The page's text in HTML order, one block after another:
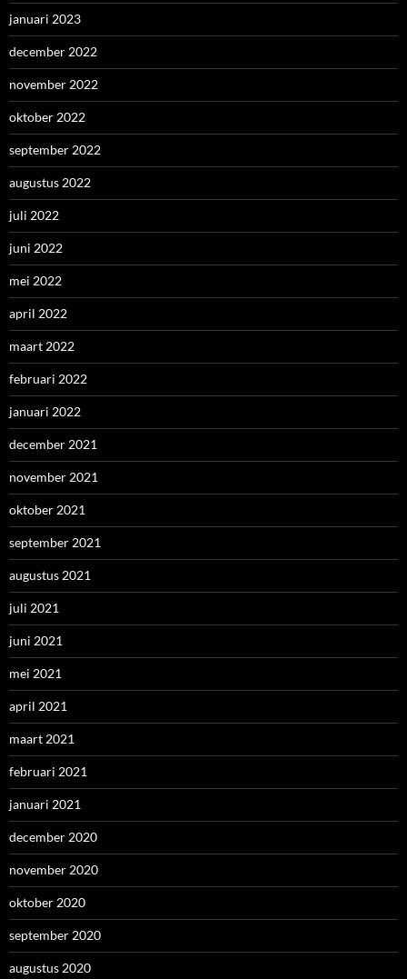
januari 2023
december 2022
november 2022
oktober 2022
september 2022
augustus 2022
juli 2022
juni 2022
mei 2022
april 2022
maart 2022
februari 2022
januari 2022
december 2021
november 2021
oktober 2021
september 2021
augustus 2021
juli 2021
juni 2021
mei 2021
april 2021
maart 2021
februari 2021
januari 2021
december 2020
november 2020
oktober 2020
september 2020
augustus 2020